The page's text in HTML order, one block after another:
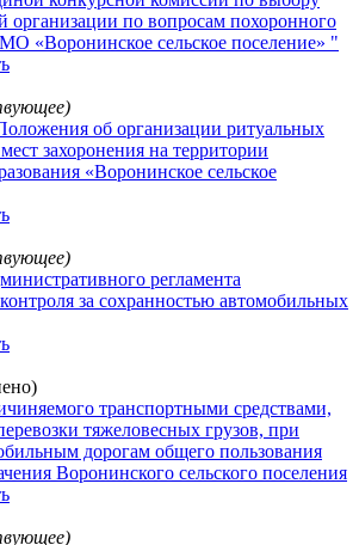
организации по вопросам похоронного
«Воронинское сельское поселение» "
об организации ритуальных
захоронения на территории
«Воронинское сельское
регламента
за сохранностью автомобильных
транспортными средствами,
тяжеловесных грузов, при
дорогам общего пользования
Воронинского сельского поселения